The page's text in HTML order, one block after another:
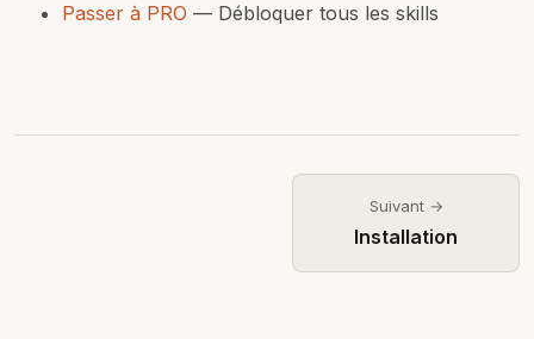
Passer à PRO — Débloquer tous les skills
Suivant →
Installation